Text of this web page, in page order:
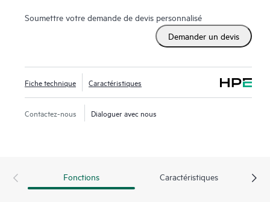
Soumettre votre demande de devis personnalisé
Demander un devis
Fiche technique Caractéristiques
Contactez-nous Dialoguer avec nous
Fonctions Caractéristiques